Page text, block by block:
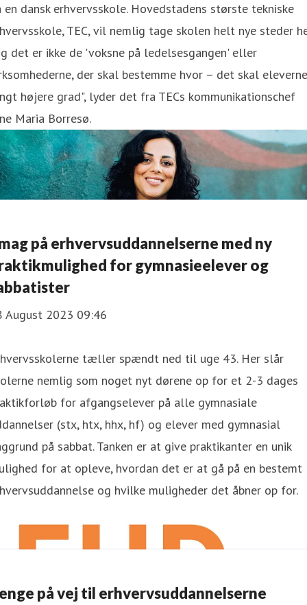
en dansk erhvervsskole. Hovedstadens største tekniske
TEC, vil nemlig tage skolen helt nye steder
det er ikke de 'voksne på ledelsesgangen' eller
der skal bestemme hvor – det skal
højere grad", lyder det fra TECs kommunikationschef
Maria Borresø.
på erhvervsuddannelserne med ny
for gymnasieelever og
August 2023 09:46
tæller spændt ned til uge 43. Her slår
nemlig som noget nyt dørene op for et 2-3 dages
for afgangselever på alle gymnasiale
(stx, htx, hhx, hf) og elever med gymnasial
på sabbat. Tanken er at give praktikanter en unik
for at opleve, hvordan det er at gå på en bestemt
og hvilke muligheder det åbner op for.
på vej til erhvervsuddannelserne